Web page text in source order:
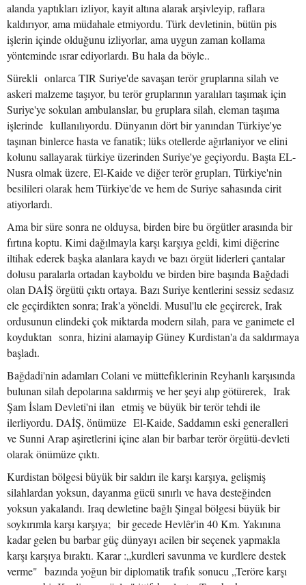
alanda yaptıkları izliyor, kayit altına alarak arşivleyip, raflara
kaldırıyor, ama müdahale etmiyordu. Türk devletinin, bütün pis
işlerin içinde olduğunu izliyorlar, ama uygun zaman kollama
yönteminde ısrar ediyorlardı. Bu hala da böyle..
Sürekli onlarca TIR Suriye'de savaşan terör gruplarına silah ve
askeri malzeme taşıyor, bu terör gruplarının yaralıları taşımak için
Suriye'ye sokulan ambulanslar, bu gruplara silah, eleman taşıma
işlerinde kullanılıyordu. Dünyanın dört bir yanından Türkiye'ye
taşınan binlerce hasta ve fanatik; lüks otellerde ağırlaniyor ve elini
kolunu sallayarak türkiye üzerinden Suriye'ye geçiyordu. Başta EL-
Nusra olmak üzere, El-Kaide ve diğer terör grupları, Türkiye'nin
besilileri olarak hem Türkiye'de ve hem de Suriye sahasında cirit
atiyorlardı.
Ama bir süre sonra ne olduysa, birden bire bu örgütler arasında bir
fırtına koptu. Kimi dağılmayla karşı karşıya geldi, kimi diğerine
iltihak ederek başka alanlara kaydı ve bazı örgüt liderleri çantalar
dolusu paralarla ortadan kayboldu ve birden bire başında Bağdadi
olan DAİŞ örgütü çıktı ortaya. Bazı Suriye kentlerini sessiz sedasız
ele geçirdikten sonra; Irak'a yöneldi. Musul'lu ele geçirerek, Irak
ordusunun elindeki çok miktarda modern silah, para ve ganimete el
koyduktan sonra, hizini alamayip Güney Kurdistan'a da saldırmaya
başladı.
Bağdadi'nin adamları Colani ve müttefiklerinin Reyhanlı karşısında
bulunan silah depolarına saldırmiş ve her şeyi alıp götürerek, Irak
Şam İslam Devleti'ni ilan etmiş ve büyük bir terör tehdi ile
ilerliyordu. DAİŞ, önümüze El-Kaide, Saddamın eski generalleri
ve Sunni Arap aşiretlerini içine alan bir barbar terör örgütü-devleti
olarak önümüze çıktı.
Kurdistan bölgesi büyük bir saldırı ile karşı karşıya, gelişmiş
silahlardan yoksun, dayanma gücü sınırlı ve hava desteğinden
yoksun yakalandı. Iraq dewletine bağlı Şingal bölgesi büyük bir
soykırımla karşı karşıya; bir gecede Hevlêr'in 40 Km. Yakınına
kadar gelen bu barbar güç dünyayı acilen bir seçenek yapmakla
karşı karşıya bıraktı. Karar :„kurdleri savunma ve kurdlere destek
verme" bazında yoğun bir diplomatik trafık sonucu „Teröre karşı